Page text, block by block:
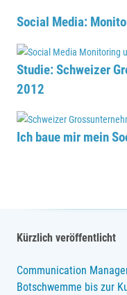
Social Media:
Studie: Schweizer
2012
Ich baue mir mein
Kürzlich veröffentlicht
Communication
Botschwemme bis zur